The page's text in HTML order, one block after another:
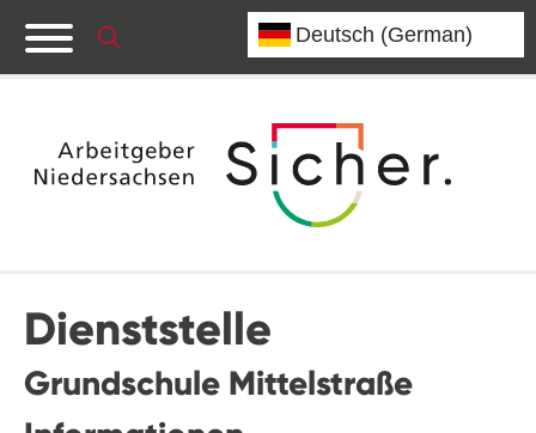
Dienststelle
Grundschule Mittelstraße